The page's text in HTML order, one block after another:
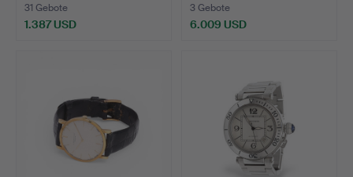
31 Gebote
1.387 USD
3 Gebote
6.009 USD